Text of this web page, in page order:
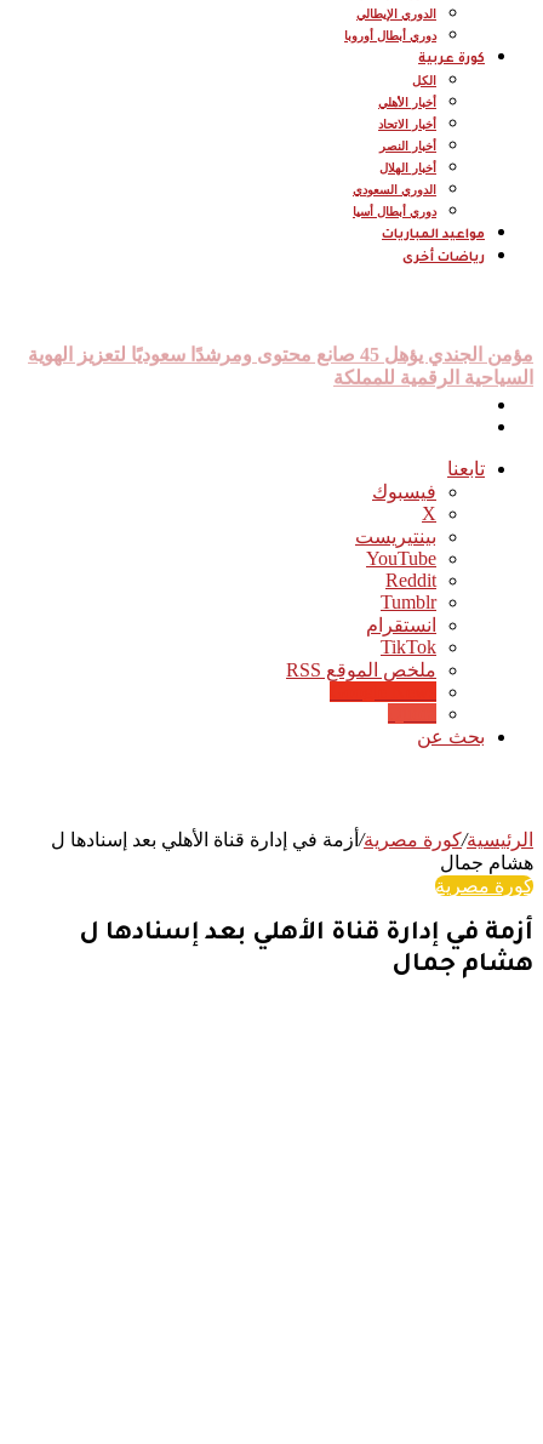
الدوري الإيطالي
دوري أبطال أوروبا
كورة عربية
الكل
أخبار الأهلي
أخبار الاتحاد
أخبار النصر
أخبار الهلال
الدوري السعودي
دوري أبطال أسيا
مواعيد المباريات
رياضات أخرى
السياحية الرقمية للمملكة
تابعنا
فيسبوك
‫X
بينتيريست
‫YouTube
انستقرام
‫TikTok
ملخص الموقع RSS
بحث عن
الرئيسية/كورة مصرية/ أزمة في إدارة قناة الأهلي بعد إسنادها ل
هشام جمال
كورة مصرية
أزمة في إدارة قناة الأهلي بعد إسنادها ل
هشام جمال